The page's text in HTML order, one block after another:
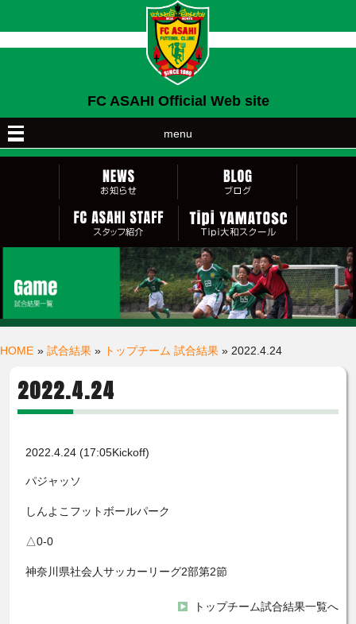
FC ASAHI Official Web site
menu
HOME » 試合結果 » トップチーム 試合結果 » 2022.4.24
2022.4.24
2022.4.24 (17:05Kickoff)
パジャッソ
しんよこフットボールパーク
△0-0
神奈川県社会人サッカーリーグ2部第2節
トップチーム試合結果一覧へ